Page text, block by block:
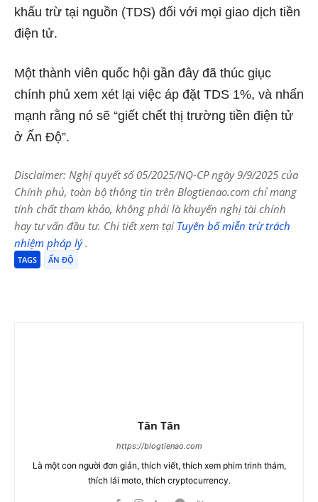
khấu trừ tại nguồn (TDS) đối với mọi giao dịch tiền
điện tử.
Một thành viên quốc hội gần đây đã thúc giục
chính phủ xem xét lại việc áp đặt TDS 1%, và nhấn
mạnh rằng nó sẽ “giết chết thị trường tiền điện tử
ở Ấn Độ”.
Disclaimer: Nghị quyết số 05/2025/NQ-CP ngày 9/9/2025 của
Chính phủ, toàn bộ thông tin trên Blogtienao.com chỉ mang
tính chất tham khảo, không phải là khuyến nghị tài chính
hay tư vấn đầu tư. Chi tiết xem tại Tuyên bố miễn trừ trách
nhiệm pháp lý.
TAGS ẤN ĐỘ
Tân Tân
https://blogtienao.com
Là một con người đơn giản, thích viết, thích xem phim trinh thám,
thích lái moto, thích cryptocurrency.